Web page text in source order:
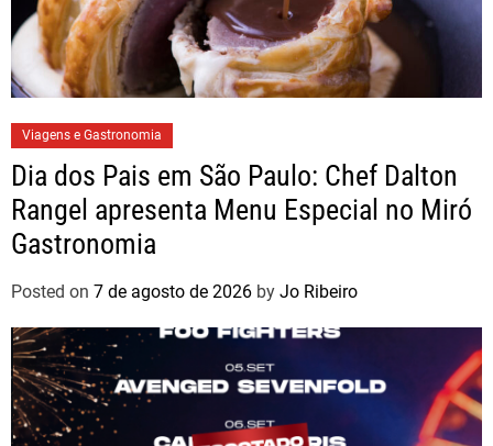
Viagens e Gastronomia
Dia dos Pais em São Paulo: Chef Dalton
Rangel apresenta Menu Especial no Miró
Gastronomia
Posted on 7 de agosto de 2026 by Jo Ribeiro